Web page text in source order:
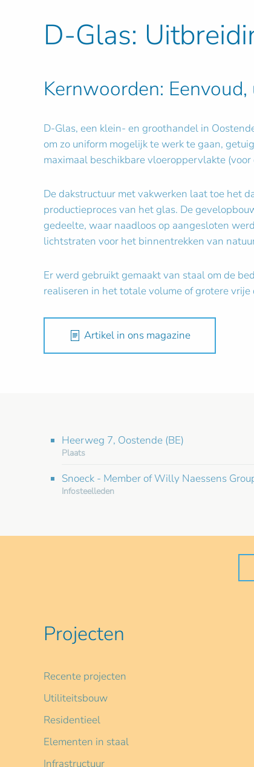
D-Glas:
Kernwoorden:
D-Glas, een klein- en groothandel in
om zo uniform mogelijk te werk te gaan,
maximaal beschikbare vloeroppervlakte
De dakstructuur met vakwerken laat toe het
productieproces van het glas. De
gedeelte, waar naadloos op aangesloten
lichtstraten voor het binnentrekken van
Er werd gebruikt gemaakt van staal om de
realiseren in het totale volume of grotere
Artikel in ons magazine
Heerweg 7, Oostende (BE)
Plaats
Snoeck - Member of Willy Naessens
Infosteelleden
Projecten
Recente projecten
Utiliteitsbouw
Residentieel
Elementen in staal
Infrastructuur